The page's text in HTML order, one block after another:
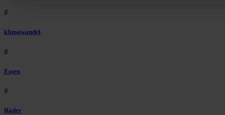
#
klimawandel
#
Essen
#
Räder